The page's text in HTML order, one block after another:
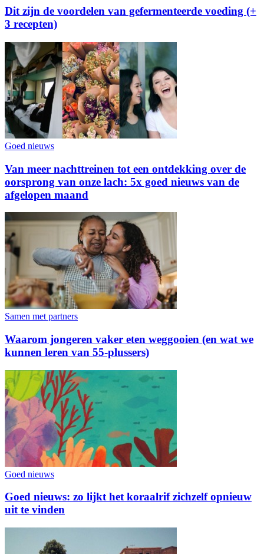
Dit zijn de voordelen van gefermenteerde voeding (+
3 recepten)
Goed nieuws
Van meer nachttreinen tot een ontdekking over de
oorsprong van onze lach: 5x goed nieuws van de
afgelopen maand
Samen met partners
Waarom jongeren vaker eten weggooien (en wat we
kunnen leren van 55-plussers)
Goed nieuws
Goed nieuws: zo lijkt het koraalrif zichzelf opnieuw
uit te vinden